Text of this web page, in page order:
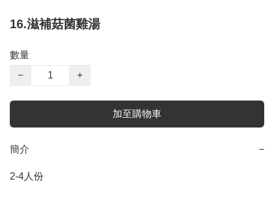
16.滋補菇菌雞湯
數量
−
+
加至購物車
簡介 −
2-4人份